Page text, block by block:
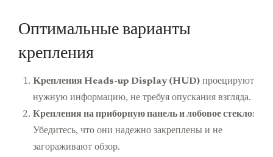
Оптимальные варианты
крепления
Kрепления Heads-up Display (HUD) проецируют
нужную информацию, не требуя опускания взгляда.
Крепления на приборную панель и лобовое стекло:
Убедитесь, что они надежно закреплены и не
загораживают обзор.